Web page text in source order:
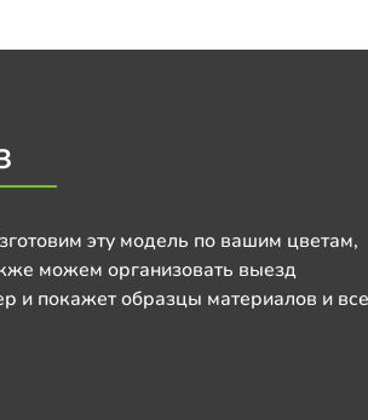
эту модель по вашим цветам,
можем организовать выезд
и покажет образцы материалов и